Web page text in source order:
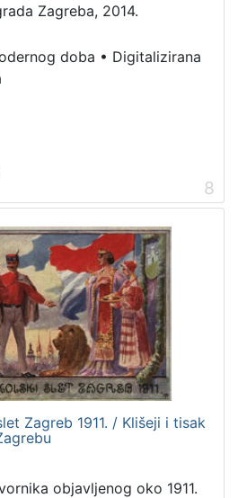
Zagreba, 2014.
doba • Digitalizirana
8
Zagreb 1911. / Klišeji i tisak
objavljenog oko 1911.